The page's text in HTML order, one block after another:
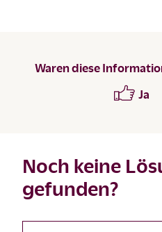
Waren diese
Ja
Noch keine
gefunden?